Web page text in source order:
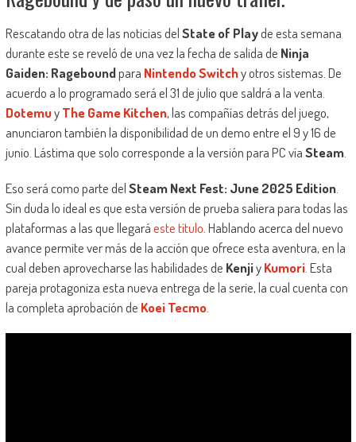
Rescatando otra de las noticias delState of Playde esta semana
durante este se reveló de una vez la fecha de salida de Ninja
Gaiden: Rageboundpara Nintendo Switchy otros sistemas. De
acuerdo a lo programado será el 31 de julio que saldrá a la venta.
DotemuyThe Game Kitchen, las compañías detrás del juego,
anunciaron también la disponibilidad de un demo entre el 9 y 16 de
junio. Lástima que solo corresponde a la versión para PC víaSteam.
Eso será como parte delSteam Next Fest: June 2025 Edition.
Sin duda lo ideal es que esta versión de prueba saliera para todas las
plataformas a las que llegaráeste título . Hablando acerca del nuevo
avance permite ver más de la acción que ofrece esta aventura, en la
cual deben aprovecharse las habilidades de KenjiyKumori. Esta
pareja protagoniza esta nueva entrega de la serie, la cual cuenta con
la completa aprobación de Koei Tecmo.